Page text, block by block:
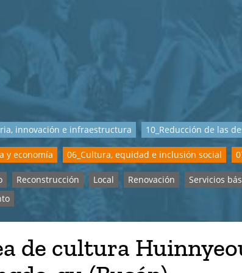
innovación e infraestructura 10_Reducción de las
y economía 06_Cultura, equidad e inclusión social
Reconstrucción Local Renovación Servicios
de cultura